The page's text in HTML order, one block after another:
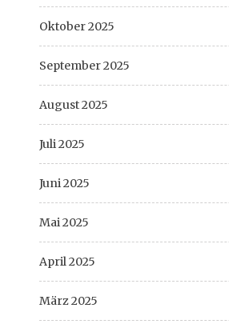
Oktober 2025
September 2025
August 2025
Juli 2025
Juni 2025
Mai 2025
April 2025
März 2025